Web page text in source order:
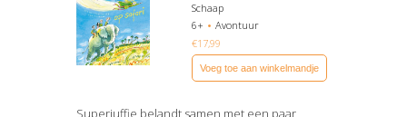
Schaap
6+
Avontuur
€17,99
Voeg toe aan winkelmandje
Superjuffie belandt samen met een paar